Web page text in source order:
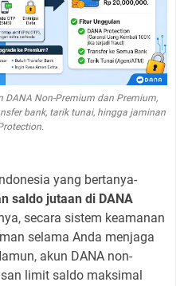
DANA Non-Premium dan Premium,
bank, tarik tunai, hingga jaminan
yang bertanya-
saldo jutaan di DANA
secara sistem keamanan
selama Anda menjaga
akun DANA non-
limit saldo maksimal